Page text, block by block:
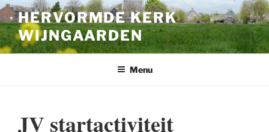
Ga
naar
de
inhoud
HERVORMDE KERK
WIJNGAARDEN
Menu
JV startactiviteit